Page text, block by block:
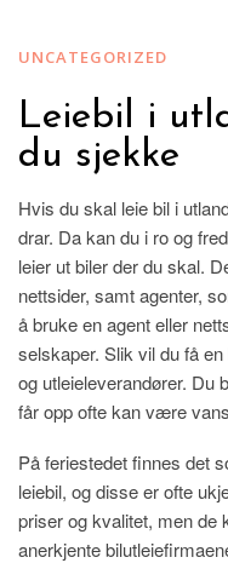
UNCATEGORIZED
Leiebil i
du sjekke
Hvis du skal leie bil i
drar. Da kan du i ro og
leier ut biler der du skal.
nettsider, samt agenter,
å bruke en agent eller
selskaper. Slik vil du få
og utleieleverandører. Du
får opp ofte kan være
På feriestedet finnes det
leiebil, og disse er ofte
priser og kvalitet, men de
anerkjente